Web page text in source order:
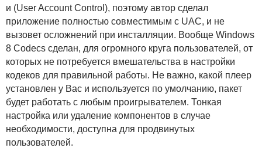
и (User Account Control), поэтому автор сделал
приложение полностью совместимым с UAC, и не
вызовет осложнений при инсталляции. Вообще Windows
8 Codecs сделан, для огромного круга пользователей, от
которых не потребуется вмешательства в настройки
кодеков для правильной работы. Не важно, какой плеер
установлен у Вас и используется по умолчанию, пакет
будет работать с любым проигрывателем. Тонкая
настройка или удаление компонентов в случае
необходимости, доступна для продвинутых
пользователей.